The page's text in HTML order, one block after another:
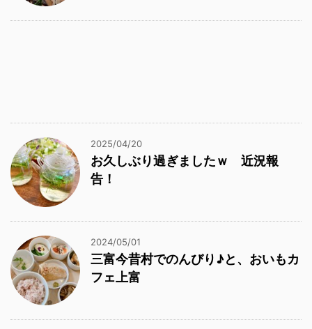
2025/04/20
お久しぶり過ぎましたｗ 近況報
告！
2024/05/01
三富今昔村でのんびり♪と、おいもカ
フェ上富